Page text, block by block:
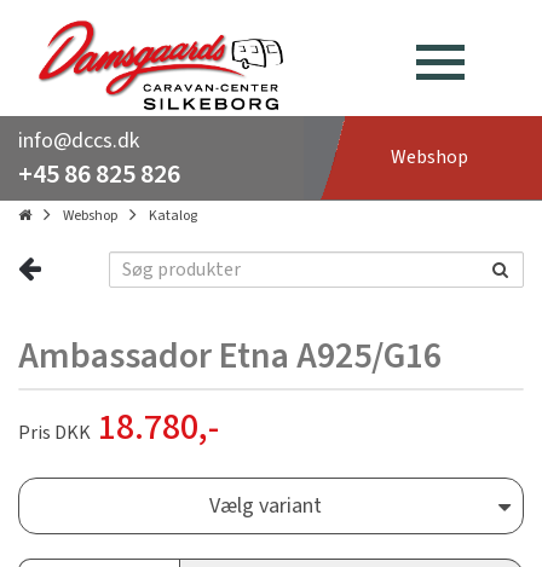
info@dccs.dk
+45 86 825 826 Webshop
Webshop Katalog
Ambassador Etna A925/G16
Pris DKK 18.780,-
Vælg variant